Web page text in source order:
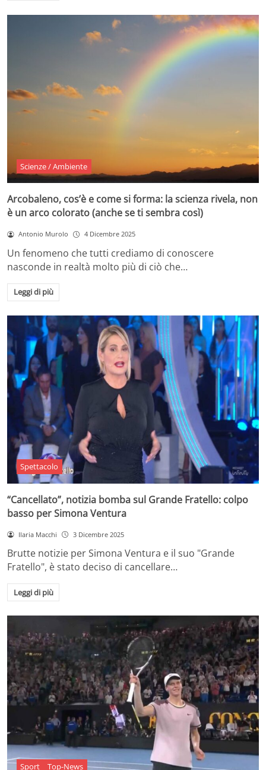
Scienze / Ambiente
Arcobaleno, cos’è e come si forma: la scienza rivela, non
è un arco colorato (anche se ti sembra così)
Antonio Murolo 4 Dicembre 2025
Un fenomeno che tutti crediamo di conoscere
nasconde in realtà molto più di ciò che…
Leggi di più
Spettacolo
“Cancellato”, notizia bomba sul Grande Fratello: colpo
basso per Simona Ventura
Ilaria Macchi 3 Dicembre 2025
Brutte notizie per Simona Ventura e il suo "Grande
Fratello", è stato deciso di cancellare…
Leggi di più
Sport Top-News